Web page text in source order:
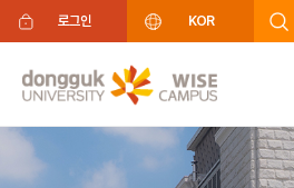
주메뉴 바로가기
푸터 바로가기
로그인 KOR